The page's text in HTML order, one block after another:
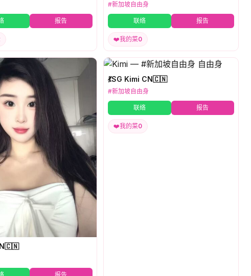
报告
#新加坡自由身
联络 报告
❤️我的菜0
💃SG Kimi CN🇨🇳
#新加坡自由身
联络 报告
❤️我的菜0